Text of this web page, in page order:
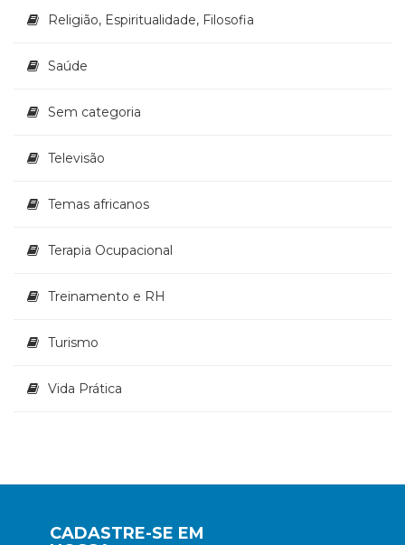
Religião, Espiritualidade, Filosofia
Saúde
Sem categoria
Televisão
Temas africanos
Terapia Ocupacional
Treinamento e RH
Turismo
Vida Prática
CADASTRE-SE EM